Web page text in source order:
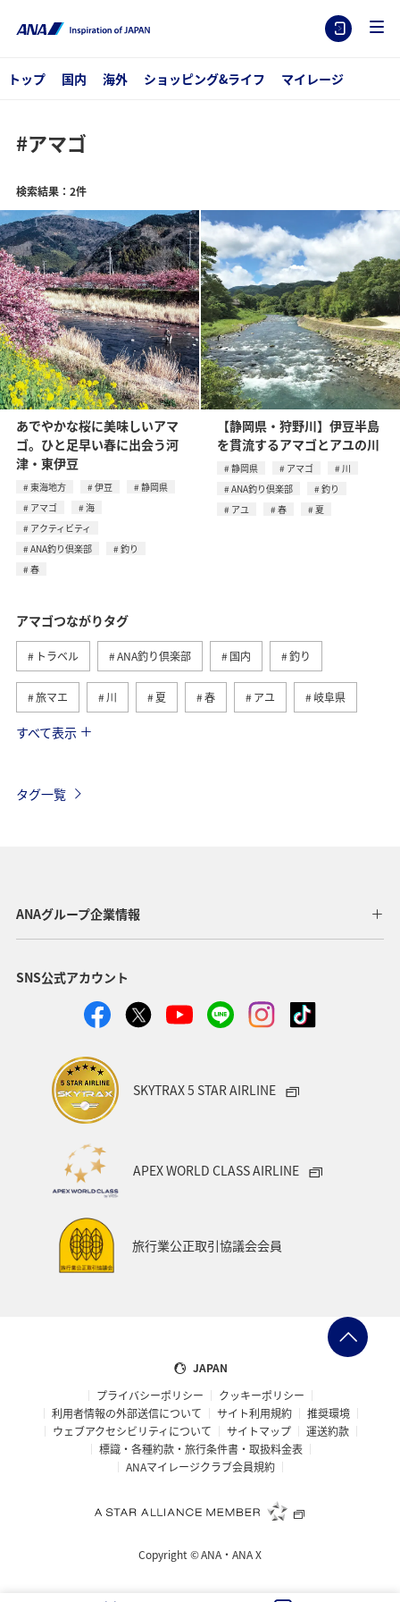
トップ 国内 海外 ショッピング&ライフ マイレージ
#アマゴ
検索結果：2件
あでやかな桜に美味しいアマ
ゴ。ひと足早い春に出会う河
津・東伊豆
東海地方 伊豆
静岡県
アマゴ
海
アクティビティ
ANA釣り倶楽部
釣り
春
【静岡県・狩野川】伊豆半島
を貫流するアマゴとアユの川
静岡県 アマゴ
川
ANA釣り倶楽部
釣り
アユ
春 夏
アマゴつながりタグ
トラベル ANA釣り倶楽部 国内 釣り
旅マエ 川 夏 春 アユ 岐阜県
和歌山県
すべて表示
タグ一覧
ANAグループ企業情報
SNS公式アカウント
SKYTRAX 5 STAR AIRLINE
APEX WORLD CLASS AIRLINE
旅行業公正取引協議会会員
JAPAN
プライバシーポリシー
クッキーポリシー
利用者情報の外部送信について
サイト利用規約
推奨環境
ウェブアクセシビリティについて
サイトマップ
運送約款
標識・各種約款・旅行条件書・取扱料金表
ANAマイレージクラブ会員規約
Copyright ©ANA・ANA X